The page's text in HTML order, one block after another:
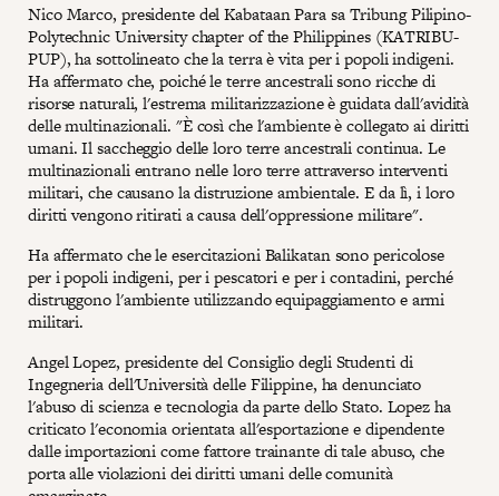
Nico Marco, presidente del Kabataan Para sa Tribung Pilipino-
Polytechnic University chapter of the Philippines (KATRIBU-
PUP), ha sottolineato che la terra è vita per i popoli indigeni.
Ha affermato che, poiché le terre ancestrali sono ricche di
risorse naturali, l'estrema militarizzazione è guidata dall'avidità
delle multinazionali. "È così che l'ambiente è collegato ai diritti
umani. Il saccheggio delle loro terre ancestrali continua. Le
multinazionali entrano nelle loro terre attraverso interventi
militari, che causano la distruzione ambientale. E da lì, i loro
diritti vengono ritirati a causa dell'oppressione militare".
Ha affermato che le esercitazioni Balikatan sono pericolose
per i popoli indigeni, per i pescatori e per i contadini, perché
distruggono l'ambiente utilizzando equipaggiamento e armi
militari.
Angel Lopez, presidente del Consiglio degli Studenti di
Ingegneria dell'Università delle Filippine, ha denunciato
l'abuso di scienza e tecnologia da parte dello Stato. Lopez ha
criticato l'economia orientata all'esportazione e dipendente
dalle importazioni come fattore trainante di tale abuso, che
porta alle violazioni dei diritti umani delle comunità